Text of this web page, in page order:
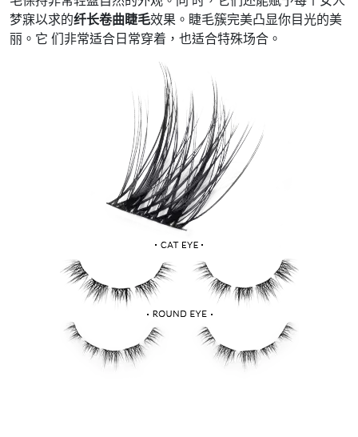
梦寐以求的纤长卷曲睫毛效果。睫毛簇完美凸显你目光的美
丽。它 们非常适合日常穿着，也适合特殊场合。